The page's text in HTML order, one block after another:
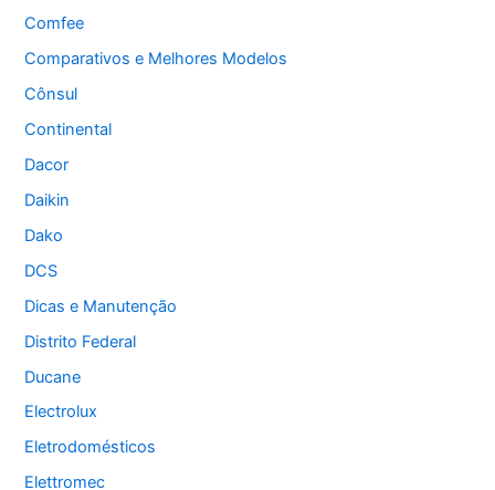
Comfee
Comparativos e Melhores Modelos
Cônsul
Continental
Dacor
Daikin
Dako
DCS
Dicas e Manutenção
Distrito Federal
Ducane
Electrolux
Eletrodomésticos
Elettromec